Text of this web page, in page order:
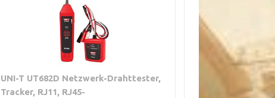
UNI-T UT682D Netzwerk-Drahttester,
Tracker, RJ11, RJ45-